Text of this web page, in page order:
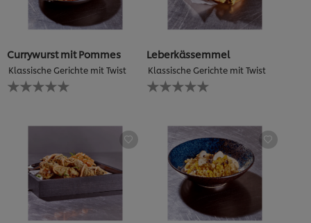
Currywurst mit Pommes
Klassische Gerichte mit Twist
Keine
Bewertungen
recipe
Leberkässemmel
Klassische Gerichte mit Twist
Keine
Bewertungen
recipe
abgegeben